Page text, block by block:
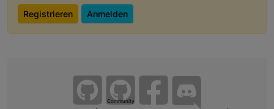
Registrieren Anmelden
Community